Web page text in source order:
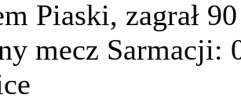
Piaski, zagrał
mecz Sarmacji: